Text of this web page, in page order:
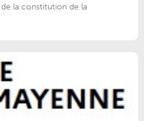
la constitution de la